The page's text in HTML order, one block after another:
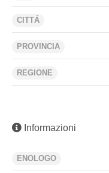
CITTÁ
PROVINCIA
REGIONE
Informazioni
ENOLOGO